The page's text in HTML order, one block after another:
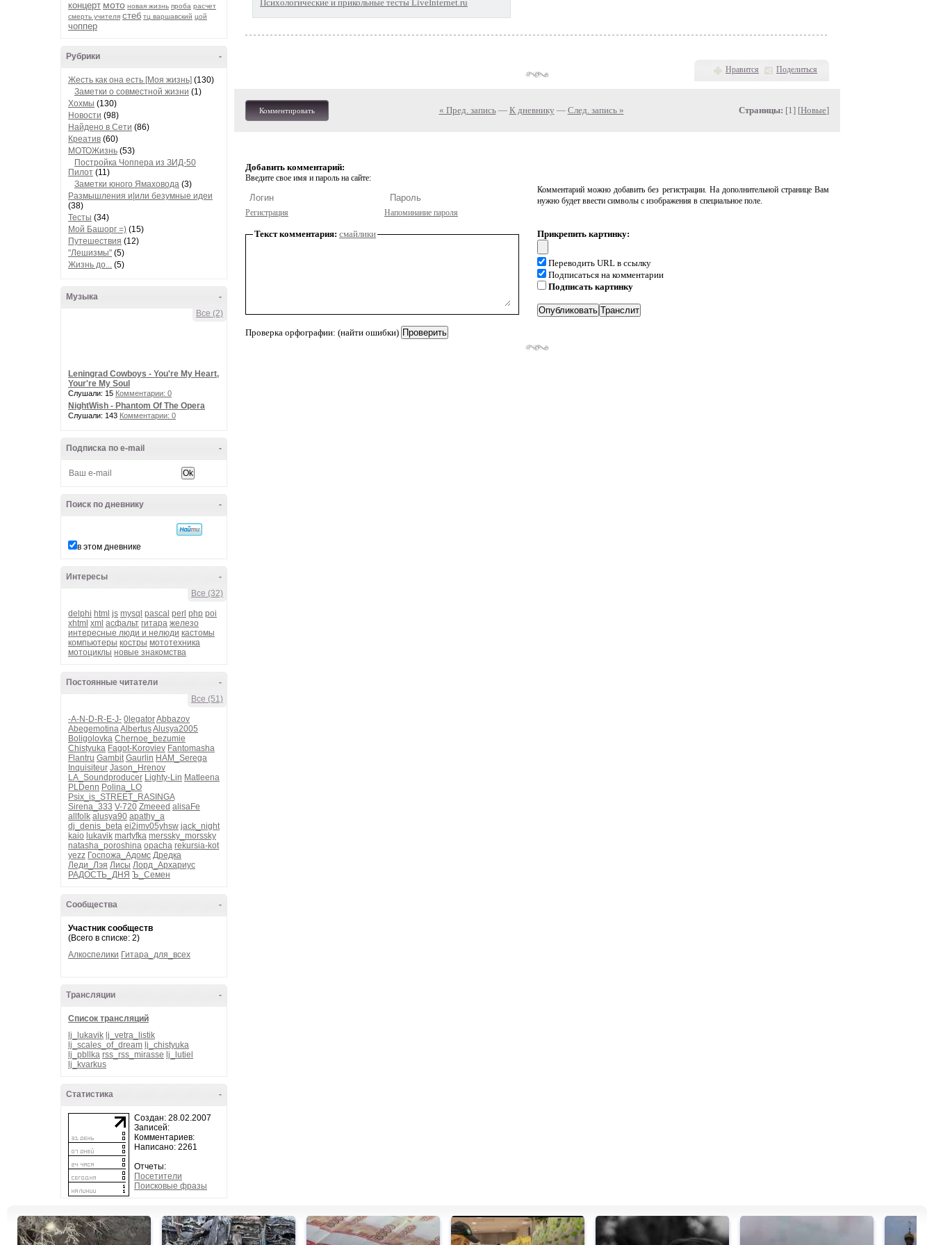
концерт мото новая жизнь проба расчет
смерть учителя стеб тц варшавский цой
чоппер
-
Рубрики
Жесть как она есть [Моя жизнь] (130)
Заметки о совместной жизни (1)
Хохмы (130)
Новости (98)
Найдено в Сети (86)
Креатив (60)
МОТОЖизнь (53)
Постройка Чоппера из ЗИД-50
Пилот (11)
Заметки юного Ямаховода (3)
Размышления и|или безумные идеи
(38)
Тесты (34)
Мой Башорг =) (15)
Путешествия (12)
"Лешизмы" (5)
Жизнь до... (5)
-
Музыка
Все (2)
Leningrad Cowboys - You're My Heart,
Your're My Soul
Слушали: 15 Комментарии: 0
NightWish - Phantom Of The Opera
Слушали: 143 Комментарии: 0
-
Подписка по e-mail
-
Поиск по дневнику
в этом дневнике
-
Интересы
Все (32)
delphi html js mysql pascal perl php poi
xhtml xml асфальт гитара железо
интересные люди и нелюди кастомы
компьютеры костры мототехника
мотоциклы новые знакомства
-
Постоянные читатели
Все (51)
-A-N-D-R-E-J- 0legatorAbbazov
AbegemotinaAlbertusAlusya2005
Boligolovka Chernoe_bezumie
Chistyuka Fagot-Koroviev Fantomasha
Flantru Gambit Gaurlin HAM_Serega
Inquisiteur Jason_Hrenov
LA_Soundproducer Lighty-Lin Matleena
PLDenn Polina_LO
Psix_is_STREET_RASINGA
Sirena_333 V-720 Zmeeed alisaFe
allfolk alusya90 apathy_a
dj_denis_beta ei2jmv05yhsw jack_night
kaio lukavik martyfka merssky_morssky
natasha_poroshina opacha rekursia-kot
yezz Госпожа_Адомс Дредка
Леди_Лэя Лисы Лорд_Архариус
РАДОСТЬ_ДНЯ Ъ_Семен
-
Сообщества
Участник сообществ
(Всего в списке: 2)
Алкоспелики Гитара_для_всех
-
Трансляции
Список трансляций
lj_lukavik lj_vetra_listik
lj_scales_of_dream lj_chistyuka
lj_pbllka rss_rss_mirasse lj_lutiel
lj_kvarkus
-
Статистика
Создан: 28.02.2007
Записей:
Комментариев:
Написано: 2261
Отчеты:
Посетители
Поисковые фразы
Психологические и прикольные тесты LiveInternet.ru
Нравится Поделиться
Комментировать « Пред. запись— К дневнику — След. запись » Страницы: [1] [Новые]
Добавить комментарий:
Введите свое имя и пароль на сайте:
Регистрация Напоминание пароля
Комментарий можно добавить без регистрации. На дополнительной странице Вам
нужно будет ввести символы с изображения в специальное поле.
Текст комментария: смайлики
Проверка орфографии: (найти ошибки)
Прикрепить картинку:
Переводить URL в ссылку
Подписаться на комментарии
Подписать картинку